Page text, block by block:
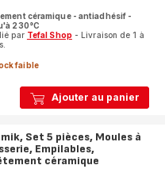
Ajouter au panier
céramique - antiadhésif -
230°C
par Tefal Shop- Livraison de 1 à
faible
Set 5 pièces, Moules à
Empilables,
céramique